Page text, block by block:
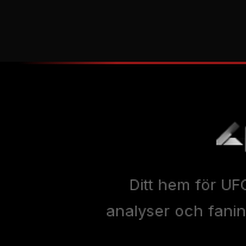
Ditt hem för
analyser och